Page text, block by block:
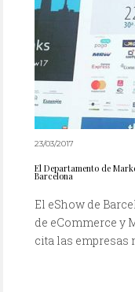
23/03/2017
El Departamento de
Barcelona
El eShow de
de eCommerce y
cita las empresas